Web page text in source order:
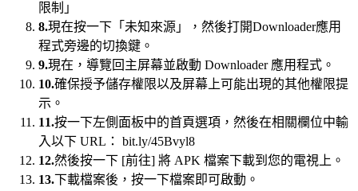
限制」
8.現在按一下「未知來源」，然後打開Downloader應用
程式旁邊的切換鍵。
9.現在，導覽回主屏幕並啟動 Downloader 應用程式。
10.確保授予儲存權限以及屏幕上可能出現的其他權限提
示。
11.按一下左側面板中的首頁選項，然後在相關欄位中輸
入以下 URL： bit.ly/45Bvyl8
12.然後按一下 [前往] 將 APK 檔案下載到您的電視上。
13.下載檔案後，按一下檔案即可啟動。